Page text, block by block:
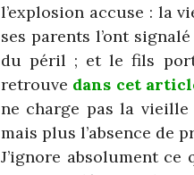
l’explosion accuse : la
ses parents l’ont
du péril ; et le fils
retrouve dans cet
ne charge pas la vieille
mais plus l’absence de
J’ignore absolument ce